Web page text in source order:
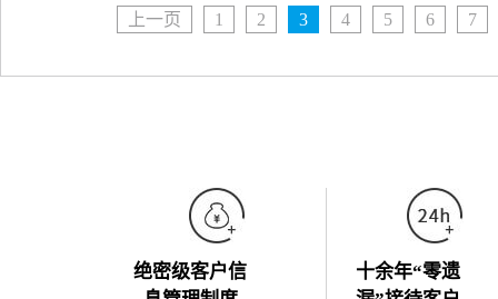
上一页 1 2 3 4 5 6 7
绝密级客户信
十余年“零遗